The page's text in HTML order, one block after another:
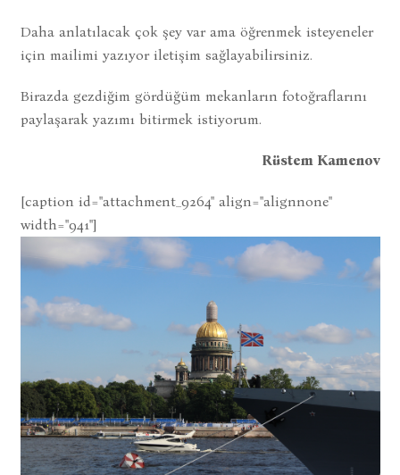
Daha anlatılacak çok şey var ama öğrenmek isteyeneler
için mailimi yazıyor iletişim sağlayabilirsiniz.
Birazda gezdiğim gördüğüm mekanların fotoğraflarını
paylaşarak yazımı bitirmek istiyorum.
Rüstem Kamenov
[caption id="attachment_9264" align="alignnone"
width="941"]